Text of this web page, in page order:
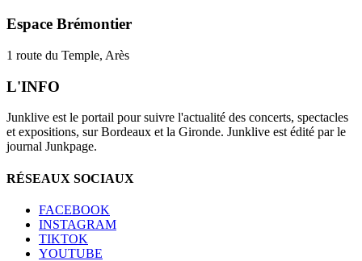
Espace Brémontier
1 route du Temple, Arès
L'INFO
Junklive est le portail pour suivre l'actualité des concerts, spectacles
et expositions, sur Bordeaux et la Gironde. Junklive est édité par le
journal Junkpage.
RÉSEAUX SOCIAUX
FACEBOOK
INSTAGRAM
TIKTOK
YOUTUBE